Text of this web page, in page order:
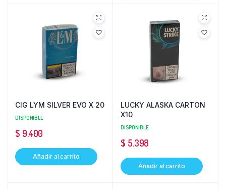
CIG LYM SILVER EVO X 20
DISPONIBLE
$ 9.400
Añadir al carrito
LUCKY ALASKA CARTON
X10
DISPONIBLE
$ 5.398
Añadir al carrito